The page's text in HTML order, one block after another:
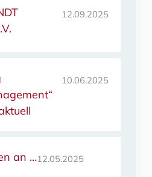
12.09.2025
10.06.2025
an …12.05.2025